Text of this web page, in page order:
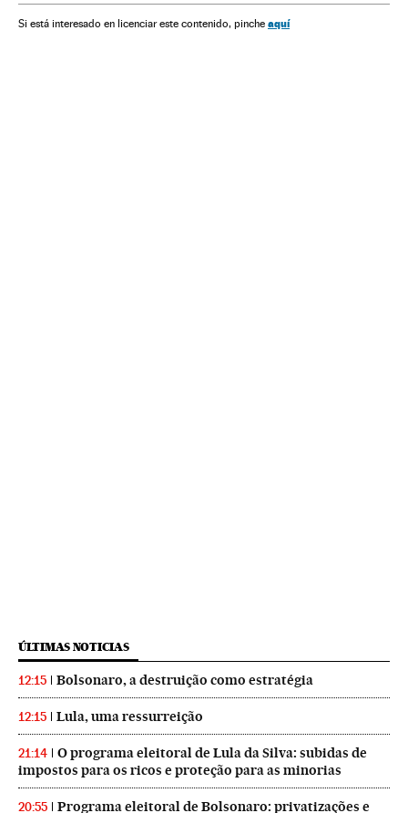
Automobilismo Empresas América Economia
Si está interesado en licenciar este contenido, pinche aquí
ÚLTIMAS NOTICIAS
12:15 Bolsonaro, a destruição como estratégia
12:15 Lula, uma ressurreição
21:14
O programa eleitoral de Lula da Silva: subidas de
impostos para os ricos e proteção para as minorias
20:55
Programa eleitoral de Bolsonaro: privatizações e